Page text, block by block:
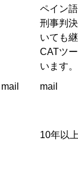
ペイン
刑事判
いても
CATツ
います。
mail
mail
10年以上